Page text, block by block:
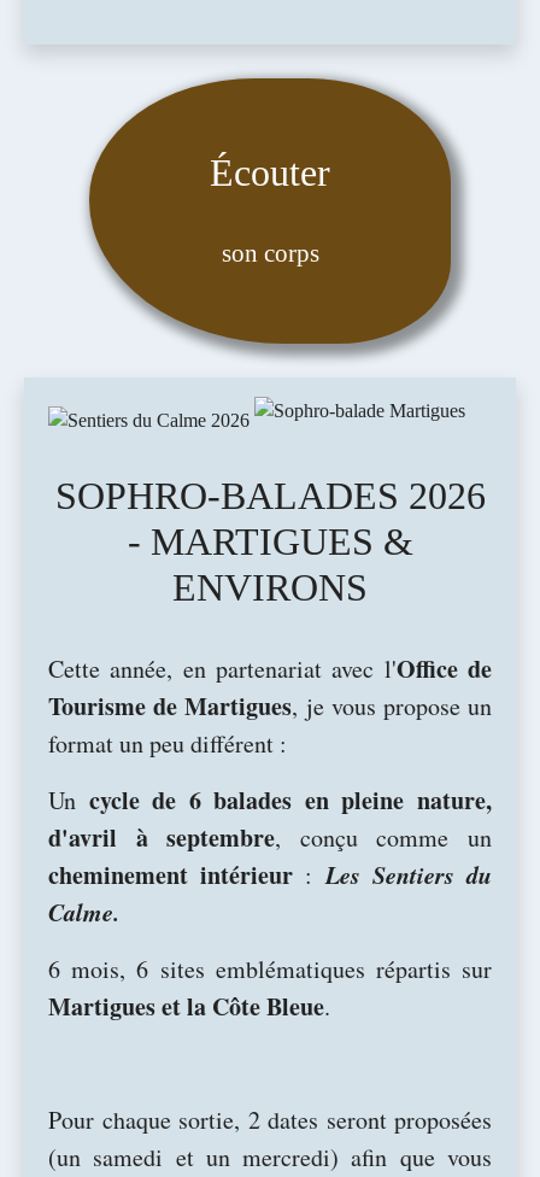
Écouter
son corps
SOPHRO-BALADES 2026
- MARTIGUES &
ENVIRONS
Cette année, en partenariat avec l'Office de
Tourisme de Martigues, je vous propose un
format un peu différent :
Un cycle de 6 balades en pleine nature,
d'avril à septembre, conçu comme un
cheminement intérieur :Les Sentiers du
Calme.
6 mois, 6 sites emblématiques répartis sur
Martigues et la Côte Bleue.
Pour chaque sortie, 2 dates seront proposées
(un samedi et un mercredi) afin que vous